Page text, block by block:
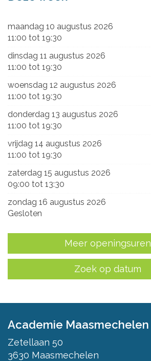
maandag 10 augustus 2026
11:00 tot 19:30
dinsdag 11 augustus 2026
11:00 tot 19:30
woensdag 12 augustus 2026
11:00 tot 19:30
donderdag 13 augustus 2026
11:00 tot 19:30
vrijdag 14 augustus 2026
11:00 tot 19:30
zaterdag 15 augustus 2026
09:00 tot 13:30
zondag 16 augustus 2026
Gesloten
Meer openingsuren
Zoek op datum
Academie Maasmechelen
Zetellaan 50
3630 Maasmechelen